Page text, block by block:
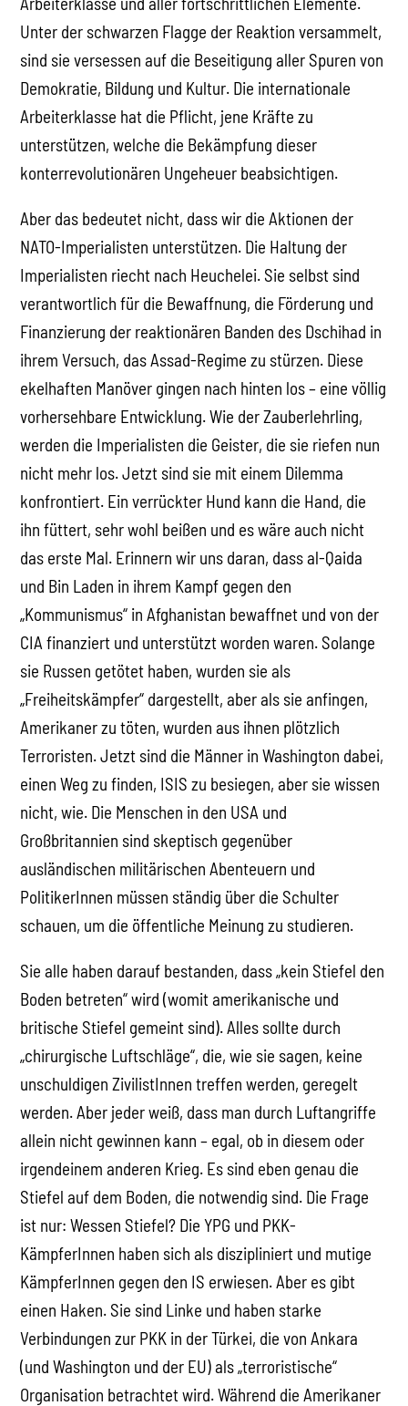
Unter der schwarzen Flagge der Reaktion versammelt,
sind sie versessen auf die Beseitigung aller Spuren von
Demokratie, Bildung und Kultur. Die internationale
Arbeiterklasse hat die Pflicht, jene Kräfte zu
unterstützen, welche die Bekämpfung dieser
konterrevolutionären Ungeheuer beabsichtigen.
Aber das bedeutet nicht, dass wir die Aktionen der
NATO-Imperialisten unterstützen. Die Haltung der
Imperialisten riecht nach Heuchelei. Sie selbst sind
verantwortlich für die Bewaffnung, die Förderung und
Finanzierung der reaktionären Banden des Dschihad in
ihrem Versuch, das Assad-Regime zu stürzen. Diese
ekelhaften Manöver gingen nach hinten los – eine völlig
vorhersehbare Entwicklung. Wie der Zauberlehrling,
werden die Imperialisten die Geister, die sie riefen nun
nicht mehr los. Jetzt sind sie mit einem Dilemma
konfrontiert. Ein verrückter Hund kann die Hand, die
ihn füttert, sehr wohl beißen und es wäre auch nicht
das erste Mal. Erinnern wir uns daran, dass al-Qaida
und Bin Laden in ihrem Kampf gegen den
„Kommunismus“ in Afghanistan bewaffnet und von der
CIA finanziert und unterstützt worden waren. Solange
sie Russen getötet haben, wurden sie als
„Freiheitskämpfer“ dargestellt, aber als sie anfingen,
Amerikaner zu töten, wurden aus ihnen plötzlich
Terroristen. Jetzt sind die Männer in Washington dabei,
einen Weg zu finden, ISIS zu besiegen, aber sie wissen
nicht, wie. Die Menschen in den USA und
Großbritannien sind skeptisch gegenüber
ausländischen militärischen Abenteuern und
PolitikerInnen müssen ständig über die Schulter
schauen, um die öffentliche Meinung zu studieren.
Sie alle haben darauf bestanden, dass „kein Stiefel den
Boden betreten“ wird (womit amerikanische und
britische Stiefel gemeint sind). Alles sollte durch
„chirurgische Luftschläge“, die, wie sie sagen, keine
unschuldigen ZivilistInnen treffen werden, geregelt
werden. Aber jeder weiß, dass man durch Luftangriffe
allein nicht gewinnen kann – egal, ob in diesem oder
irgendeinem anderen Krieg. Es sind eben genau die
Stiefel auf dem Boden, die notwendig sind. Die Frage
ist nur: Wessen Stiefel? Die YPG und PKK-
KämpferInnen haben sich als diszipliniert und mutige
KämpferInnen gegen den IS erwiesen. Aber es gibt
einen Haken. Sie sind Linke und haben starke
Verbindungen zur PKK in der Türkei, die von Ankara
(und Washington und der EU) als „terroristische“
Organisation betrachtet wird. Während die Amerikaner